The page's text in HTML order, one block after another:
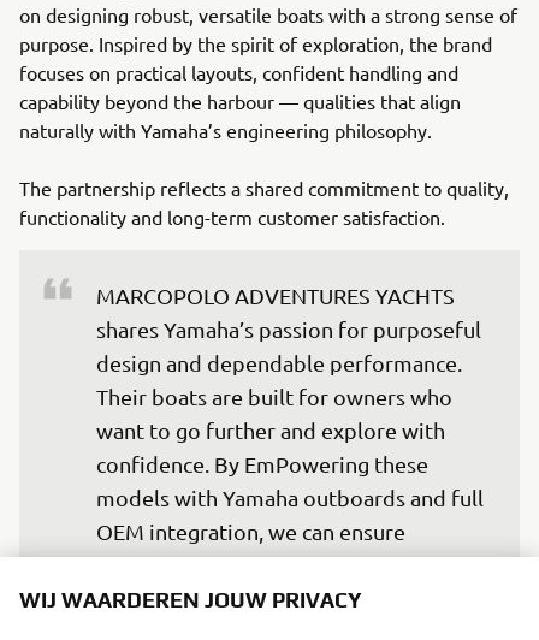
on designing robust, versatile boats with a strong sense of
purpose. Inspired by the spirit of exploration, the brand
focuses on practical layouts, confident handling and
capability beyond the harbour — qualities that align
naturally with Yamaha’s engineering philosophy.
The partnership reflects a shared commitment to quality,
functionality and long-term customer satisfaction.
MARCOPOLO ADVENTURES YACHTS
shares Yamaha’s passion for purposeful
design and dependable performance.
Their boats are built for owners who
want to go further and explore with
confidence. By EmPowering these
models with Yamaha outboards and full
OEM integration, we can ensure
customers enjoy a complete, reliable,
and refined on-water experience from
WIJ WAARDEREN JOUW PRIVACY